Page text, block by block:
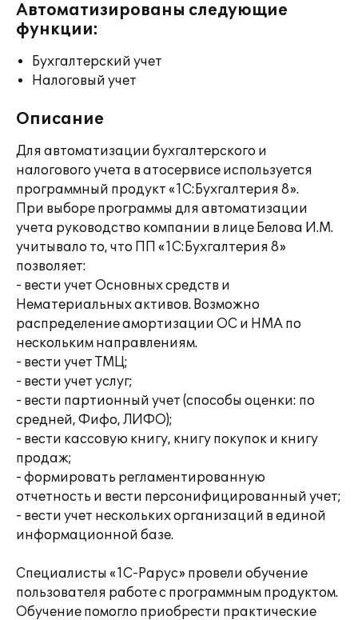
Автоматизированы следующие
функции:
Бухгалтерский учет
Налоговый учет
Описание
Для автоматизации бухгалтерского и
налогового учета в атосервисе используется
программный продукт «1С:Бухгалтерия 8».
При выборе программы для автоматизации
учета руководство компании в лице Белова И.М.
учитывало то, что ПП «1С:Бухгалтерия 8»
позволяет:
- вести учет Основных средств и
Нематериальных активов. Возможно
распределение амортизации ОС и НМА по
нескольким направлениям.
- вести учет ТМЦ;
- вести учет услуг;
- вести партионный учет (способы оценки: по
средней, Фифо, ЛИФО);
- вести кассовую книгу, книгу покупок и книгу
продаж;
- формировать регламентированную
отчетность и вести персонифицированный учет;
- вести учет нескольких организаций в единой
информационной базе.
Специалисты «1С-Рарус» провели обучение
пользователя работе с программным продуктом.
Обучение помогло приобрести практические